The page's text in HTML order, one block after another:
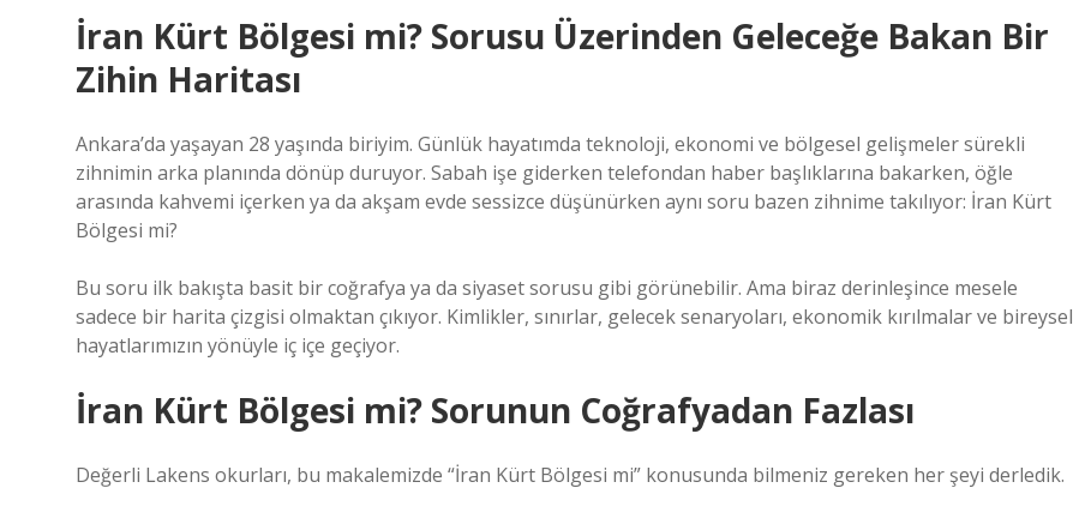
İran Kürt Bölgesi mi? Sorusu Üzerinden Geleceğe Bakan Bir
Zihin Haritası
Ankara’da yaşayan 28 yaşında biriyim. Günlük hayatımda teknoloji, ekonomi ve bölgesel gelişmeler sürekli
zihnimin arka planında dönüp duruyor. Sabah işe giderken telefondan haber başlıklarına bakarken, öğle
arasında kahvemi içerken ya da akşam evde sessizce düşünürken aynı soru bazen zihnime takılıyor: İran Kürt
Bölgesi mi?
Bu soru ilk bakışta basit bir coğrafya ya da siyaset sorusu gibi görünebilir. Ama biraz derinleşince mesele
sadece bir harita çizgisi olmaktan çıkıyor. Kimlikler, sınırlar, gelecek senaryoları, ekonomik kırılmalar ve bireysel
hayatlarımızın yönüyle iç içe geçiyor.
İran Kürt Bölgesi mi? Sorunun Coğrafyadan Fazlası
Değerli Lakens okurları, bu makalemizde “İran Kürt Bölgesi mi” konusunda bilmeniz gereken her şeyi derledik.